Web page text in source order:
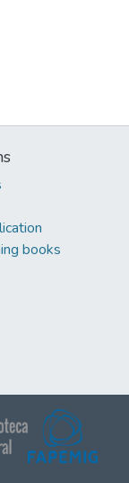
books